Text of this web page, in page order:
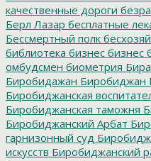
качественные дороги
Берл Лазар бесплатные
Бессмертный полк
библиотека бизнес бизнес
омбудсмен биометрия Бира
Биробидажан Биробиджан
Биробиджанская
Биробиджанская таможня
Биробиджанский Арбат
гарнизонный суд
искусств Биробиджанский